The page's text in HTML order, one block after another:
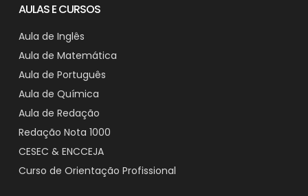
AULAS E CURSOS
Aula de Inglês
Aula de Matemática
Aula de Português
Aula de Química
Aula de Redação
Redação Nota 1000
CESEC & ENCCEJA
Curso de Orientação Profissional